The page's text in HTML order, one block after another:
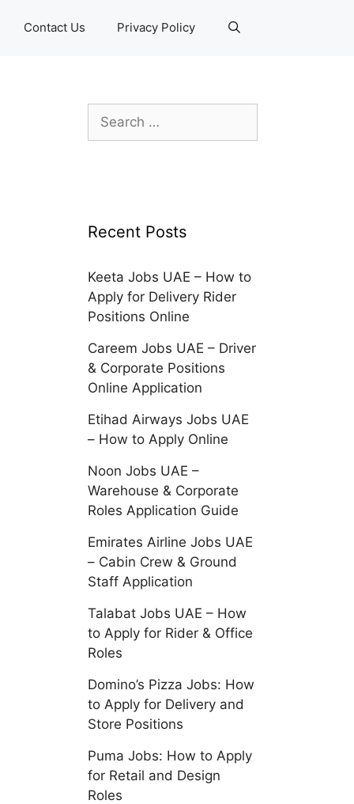
Contact Us Privacy Policy
Search
for:
Recent Posts
Keeta Jobs UAE – How to
Apply for Delivery Rider
Positions Online
Careem Jobs UAE – Driver
& Corporate Positions
Online Application
Etihad Airways Jobs UAE
– How to Apply Online
Noon Jobs UAE –
Warehouse & Corporate
Roles Application Guide
Emirates Airline Jobs UAE
– Cabin Crew & Ground
Staff Application
Talabat Jobs UAE – How
to Apply for Rider & Office
Roles
Domino’s Pizza Jobs: How
to Apply for Delivery and
Store Positions
Puma Jobs: How to Apply
for Retail and Design
Roles